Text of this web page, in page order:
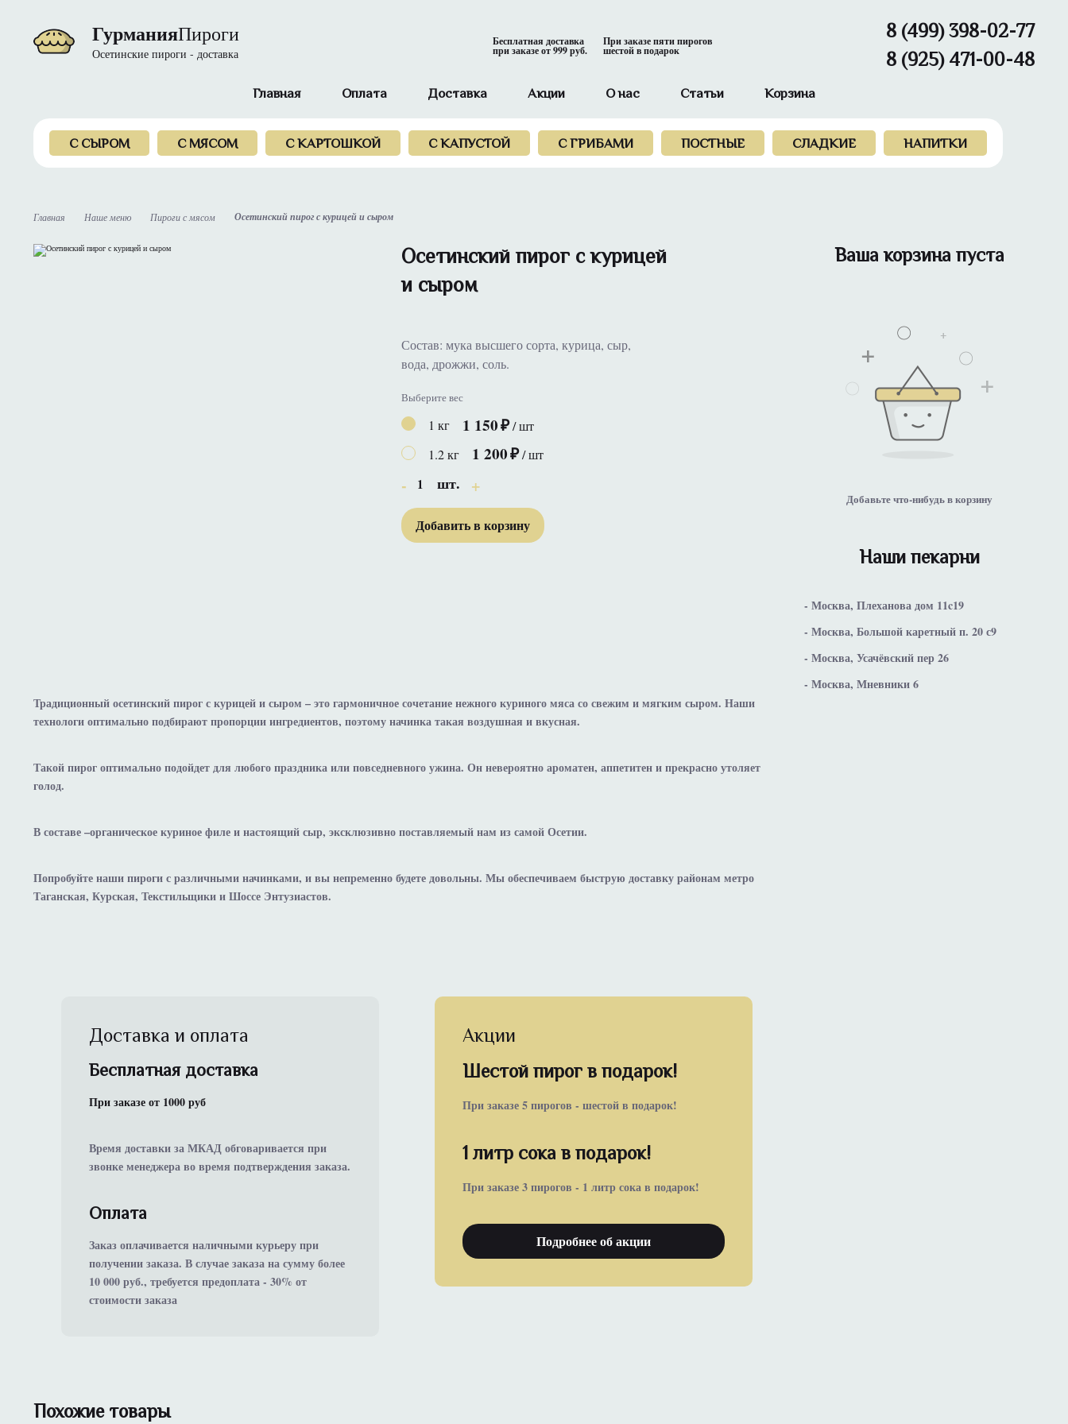
ГурманияПироги
Осетинские пироги - доставка
Бесплатная доставка
при заказе от 999 руб.
При заказе пяти пирогов
шестой в подарок
8 (499) 398-02-77
8 (925) 471-00-48
Главная Оплата Доставка Акции О нас Статьи Корзина
С СЫРОМ С МЯСОМ С КАРТОШКОЙ С КАПУСТОЙ С ГРИБАМИ ПОСТНЫЕ СЛАДКИЕ НАПИТКИ
Главная Наше меню Пироги с мясом Осетинский пирог с курицей и сыром
Осетинский пирог с курицей
и сыром
Состав: мука высшего сорта, курица, сыр,
вода, дрожжи, соль.
Выберите вес
1 кг 1 150
/ шт
1.2 кг
1 200 / шт
1 шт.
Добавить в корзину
Традиционный осетинский пирог с курицей и сыром – это гармоничное сочетание нежного куриного мяса со свежим и мягким сыром. Наши
технологи оптимально подбирают пропорции ингредиентов, поэтому начинка такая воздушная и вкусная.
Такой пирог оптимально подойдет для любого праздника или повседневного ужина. Он невероятно ароматен, аппетитен и прекрасно утоляет
голод.
В составе –органическое куриное филе и настоящий сыр, эксклюзивно поставляемый нам из самой Осетии.
Попробуйте наши пироги с различными начинками, и вы непременно будете довольны. Мы обеспечиваем быструю доставку районам метро
Таганская, Курская, Текстильщики и Шоссе Энтузиастов.
Доставка и оплата
Бесплатная доставка
При заказе от 1000 руб
Время доставки за МКАД обговаривается при
звонке менеджера во время подтверждения заказа.
Оплата
Заказ оплачивается наличными курьеру при
получении заказа. В случае заказа на сумму более
10 000 руб., требуется предоплата - 30% от
стоимости заказа
Акции
Шестой пирог в подарок!
При заказе 5 пирогов - шестой в подарок!
1 литр сока в подарок!
При заказе 3 пирогов - 1 литр сока в подарок!
Подробнее об акции
Ваша корзина пуста
Добавьте что-нибудь в корзину
Наши пекарни
- Москва, Плеханова дом 11c19
- Москва, Большой каретный п. 20 с9
- Москва, Усачёвский пер 26
- Москва, Мневники 6
Похожие товары